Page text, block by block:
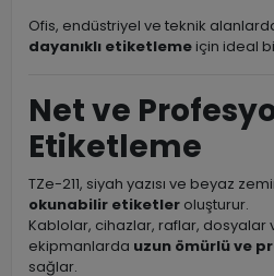
Ofis, endüstriyel ve teknik
dayanıklı etiketleme için ideal
Net ve
Etiketleme
TZe-211, siyah yazısı ve beyaz
okunabilir etiketler oluşturur.
Kablolar, cihazlar, raflar, dosyalar
ekipmanlarda uzun ömürlü ve
sağlar.